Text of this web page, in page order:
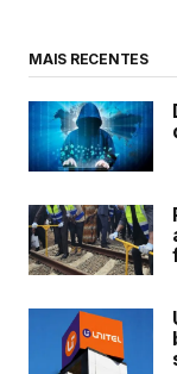
MAIS RECENTES